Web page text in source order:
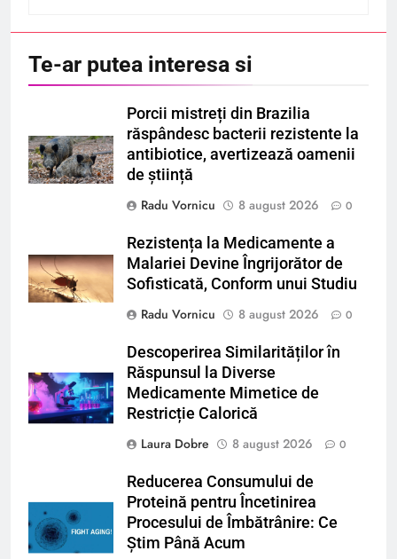
Te-ar putea interesa si
Porcii mistreți din Brazilia
răspândesc bacterii rezistente la
antibiotice, avertizează oamenii
de știință
Radu Vornicu
8 august 2026 0
Rezistența la Medicamente a
Malariei Devine Îngrijorător de
Sofisticată, Conform unui Studiu
Radu Vornicu
8 august 2026 0
Descoperirea Similarităților în
Răspunsul la Diverse
Medicamente Mimetice de
Restricție Calorică
Laura Dobre
8 august 2026 0
Reducerea Consumului de
Proteină pentru Încetinirea
Procesului de Îmbătrânire: Ce
Știm Până Acum